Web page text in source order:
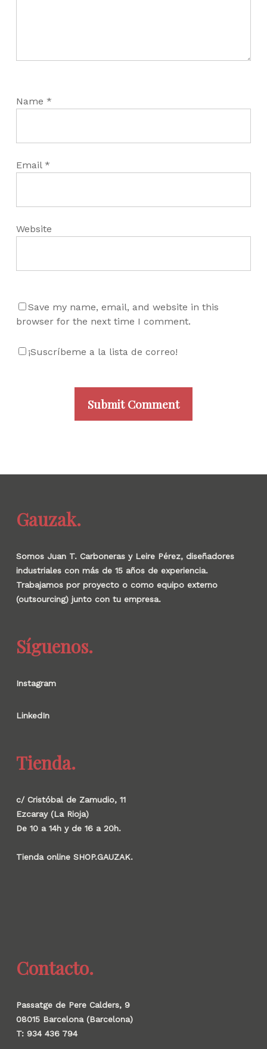
Name *
Email *
Website
Save my name, email, and website in this
browser for the next time I comment.
¡Suscríbeme a la lista de correo!
Gauzak.
Somos Juan T. Carboneras y Leire Pérez, diseñadores
industriales con más de 15 años de experiencia.
Trabajamos por proyecto o como equipo externo
(outsourcing) junto con tu empresa.
Síguenos.
Instagram
LinkedIn
Tienda.
c/ Cristóbal de Zamudio, 11
Ezcaray (La Rioja)
De 10 a 14h y de 16 a 20h.
Tienda online SHOP.GAUZAK.
Contacto.
Passatge de Pere Calders, 9
08015 Barcelona (Barcelona)
T: 934 436 794